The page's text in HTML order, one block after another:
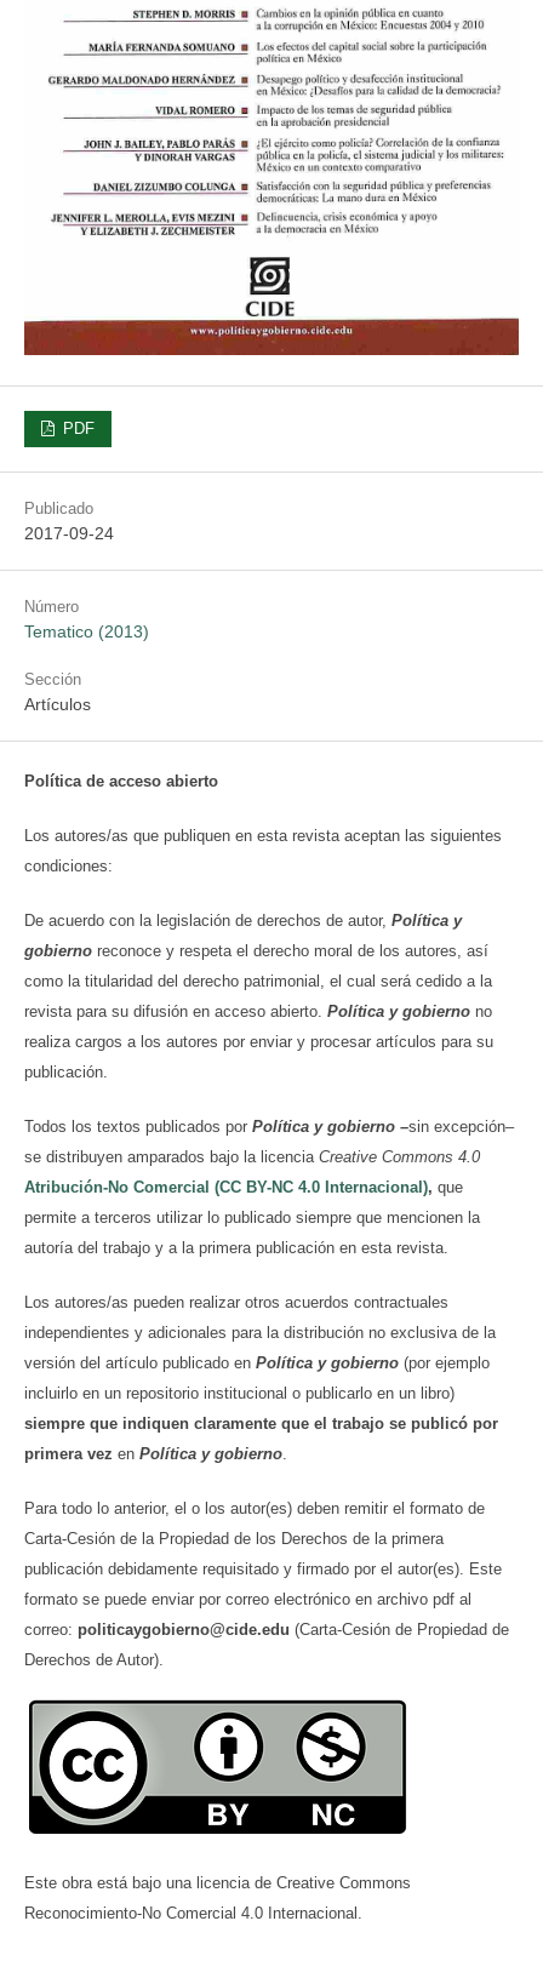
PDF
Publicado
2017-09-24
Número
Tematico (2013)
Sección
Artículos
Política de acceso abierto
Los autores/as que publiquen en esta revista aceptan las siguientes
condiciones:
De acuerdo con la legislación de derechos de autor, Política y
gobierno reconoce y respeta el derecho moral de los autores, así
como la titularidad del derecho patrimonial, el cual será cedido a la
revista para su difusión en acceso abierto. Política y gobierno no
realiza cargos a los autores por enviar y procesar artículos para su
publicación.
Todos los textos publicados por Política y gobierno –sin excepción–
se distribuyen amparados bajo la licencia Creative Commons 4.0
Atribución-No Comercial (CC BY-NC 4.0 Internacional), que
permite a terceros utilizar lo publicado siempre que mencionen la
autoría del trabajo y a la primera publicación en esta revista.
Los autores/as pueden realizar otros acuerdos contractuales
independientes y adicionales para la distribución no exclusiva de la
versión del artículo publicado en Política y gobierno (por ejemplo
incluirlo en un repositorio institucional o publicarlo en un libro)
siempre que indiquen claramente que el trabajo se publicó por
primera vez en Política y gobierno
Para todo lo anterior, el o los autor(es) deben remitir el formato de
Carta-Cesión de la Propiedad de los Derechos de la primera
publicación debidamente requisitado y firmado por el autor(es). Este
formato se puede enviar por correo electrónico en archivo pdf al
correo: politicaygobierno@cide.edu (Carta-Cesión de Propiedad de
Derechos de Autor).
Este obra está bajo una licencia de Creative Commons
Reconocimiento-No Comercial 4.0 Internacional.